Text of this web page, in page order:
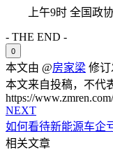
上午9时 全国政协
- THE END -
0
本文由 @房家梁 修订
本文来自投稿，不代
https://
NEXT
如何看待新能源车企
相关文章